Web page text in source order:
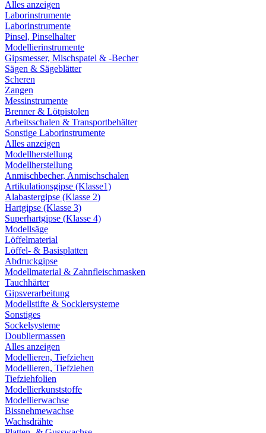
Alles anzeigen
Laborinstrumente
Laborinstrumente
Pinsel, Pinselhalter
Modellierinstrumente
Gipsmesser, Mischspatel & -Becher
Sägen & Sägeblätter
Scheren
Zangen
Messinstrumente
Brenner & Lötpistolen
Arbeitsschalen & Transportbehälter
Sonstige Laborinstrumente
Alles anzeigen
Modellherstellung
Modellherstellung
Anmischbecher, Anmischschalen
Artikulationsgipse (Klasse1)
Alabastergipse (Klasse 2)
Hartgipse (Klasse 3)
Superhartgipse (Klasse 4)
Modellsäge
Löffelmaterial
Löffel- & Basisplatten
Abdruckgipse
Modellmaterial & Zahnfleischmasken
Tauchhärter
Gipsverarbeitung
Modellstifte & Socklersysteme
Sonstiges
Sockelsysteme
Doubliermassen
Alles anzeigen
Modellieren, Tiefziehen
Modellieren, Tiefziehen
Tiefziehfolien
Modellierkunststoffe
Modellierwachse
Bissnehmewachse
Wachsdrähte